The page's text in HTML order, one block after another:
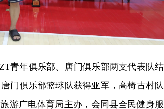
青年俱乐部、唐门俱乐部两支代表队结
门俱乐部篮球队获得亚军，高椅古村队
游广电体育局主办，会同县全民健身服